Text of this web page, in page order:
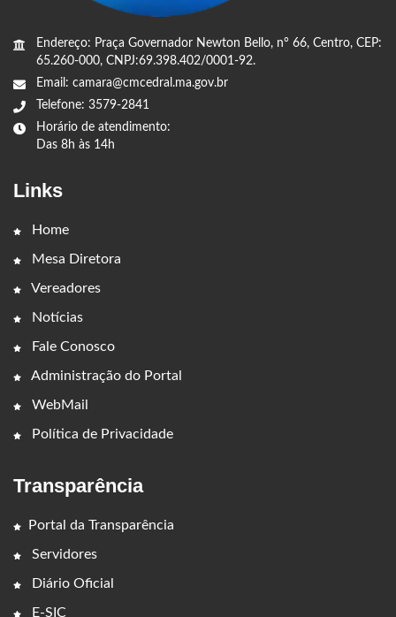
Endereço: Praça Governador Newton Bello, n° 66, Centro, CEP:
65.260-000, CNPJ:69.398.402/0001-92.
Email: camara@cmcedral.ma.gov.br
Telefone: 3579-2841
Horário de atendimento:
Das 8h às 14h
Links
Home
Mesa Diretora
Vereadores
Notícias
Fale Conosco
Administração do Portal
WebMail
Política de Privacidade
Transparência
Portal da Transparência
Servidores
Diário Oficial
E-SIC